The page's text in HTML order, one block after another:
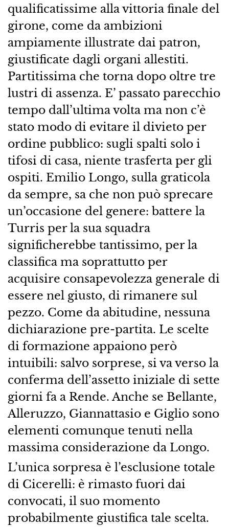
qualificatissime alla vittoria finale del
girone, come da ambizioni
ampiamente illustrate dai patron,
giustificate dagli organi allestiti.
Partitissima che torna dopo oltre tre
lustri di assenza. E’ passato parecchio
tempo dall’ultima volta ma non c’è
stato modo di evitare il divieto per
ordine pubblico: sugli spalti solo i
tifosi di casa, niente trasferta per gli
ospiti. Emilio Longo, sulla graticola
da sempre, sa che non può sprecare
un’occasione del genere: battere la
Turris per la sua squadra
significherebbe tantissimo, per la
classifica ma soprattutto per
acquisire consapevolezza generale di
essere nel giusto, di rimanere sul
pezzo. Come da abitudine, nessuna
dichiarazione pre-partita. Le scelte
di formazione appaiono però
intuibili: salvo sorprese, si va verso la
conferma dell’assetto iniziale di sette
giorni fa a Rende. Anche se Bellante,
Alleruzzo, Giannattasio e Giglio sono
elementi comunque tenuti nella
massima considerazione da Longo.
L’unica sorpresa è l’esclusione totale
di Cicerelli: è rimasto fuori dai
convocati, il suo momento
probabilmente giustifica tale scelta.